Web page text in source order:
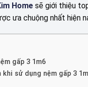
Home sẽ giới thiệu
ưa chuộng nhất hiện
gấp 3 1m6
sử dụng nệm gấp 3